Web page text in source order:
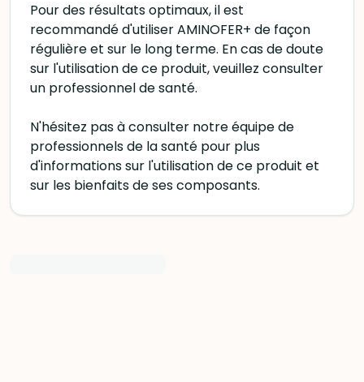
Pour des résultats optimaux, il est
recommandé d'utiliser AMINOFER+ de façon
régulière et sur le long terme. En cas de doute
sur l'utilisation de ce produit, veuillez consulter
un professionnel de santé.
N'hésitez pas à consulter notre équipe de
professionnels de la santé pour plus
d'informations sur l'utilisation de ce produit et
sur les bienfaits de ses composants.